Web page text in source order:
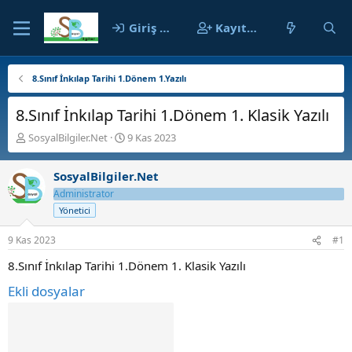
Giriş yap Kayıt ol
8.Sınıf İnkılap Tarihi 1.Dönem 1.Yazılı
8.Sınıf İnkılap Tarihi 1.Dönem 1. Klasik Yazılı
K
o
n
b
u
y
u
b
a
ş
a
SosyalBilgiler.Net
B
a
ş
l
ç
t
9 Kas 2023
SosyalBilgiler.Net
Administrator
Yönetici
9 Kas 2023 #1
8.Sınıf İnkılap Tarihi 1.Dönem 1. Klasik Yazılı
Ekli dosyalar